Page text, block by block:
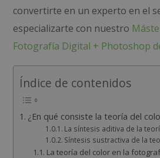
convertirte en un experto en el
especializarte con nuestro
Fotografía Digital + Photoshop
Índice de contenidos
¿En qué consiste la teoría del
La síntesis aditiva de la
Síntesis sustractiva de la
La teoría del color en la